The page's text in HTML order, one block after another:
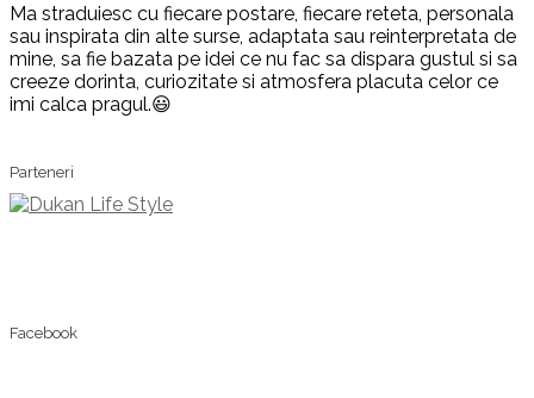
Ma straduiesc cu fiecare postare, fiecare reteta, personala
sau inspirata din alte surse, adaptata sau reinterpretata de
mine, sa fie bazata pe idei ce nu fac sa dispara gustul si sa
creeze dorinta, curiozitate si atmosfera placuta celor ce
imi calca pragul.😃
Parteneri
Facebook